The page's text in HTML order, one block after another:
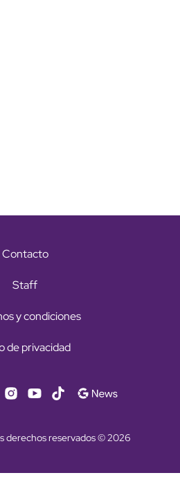
Contacto
Staff
y condiciones
de privacidad
derechos reservados © 2026